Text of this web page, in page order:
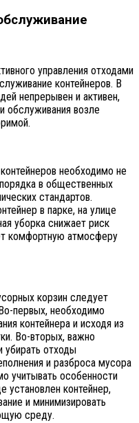
управления отходами
контейнеров. В
непрерывен и активен,
обслуживания возле
необходимо не
в общественных
стандартов.
в парке, на улице
уборка снижает риск
комфортную атмосферу
корзин следует
первых, необходимо
контейнера и исходя из
Во-вторых, важно
убирать отходы
и разброса мусора
учитывать особенности
контейнер,
и минимизировать
среду.